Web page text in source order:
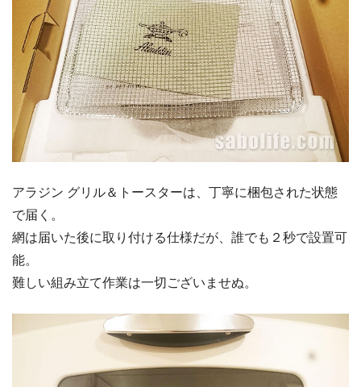
アラジン グリル＆トースターは、丁寧に梱包された状態
で届く。
網は届いた後に取り付ける仕様だが、誰でも２秒で設置可
能。
難しい組み立て作業は一切ございませぬ。